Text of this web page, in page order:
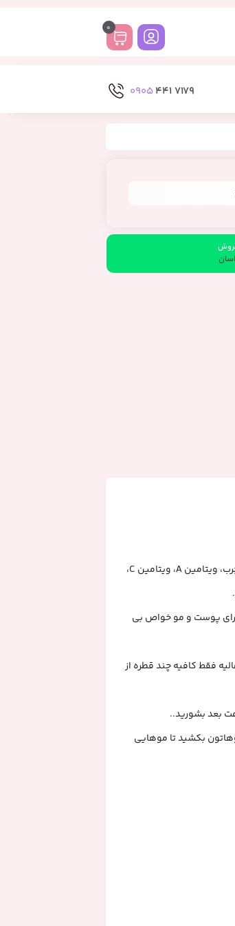
0
7179 441
0905
روغن آرگان ارگانیکس (Moroccan Argan Oil) یک روغن گیاهی و طبیعی است که از هسته درخت آرگان به دست می‌آید. این روغن بومی مراکش، حاوی مقدار زیادی اسید چرب، ویتامین A، ویتامین C،
پوست و مو خواص بی
فقط کافیه چند قطره از
بعد بشورید..
بکشید تا موهایی